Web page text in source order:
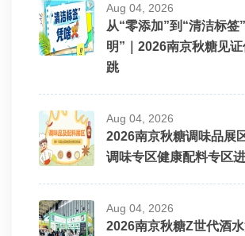
Aug 04, 2026
从“零添加”到“清洁标签
明”｜2026南京秋糖见
跳
Aug 04, 2026
2026南京秋糖调味品展
调味专区健康配料专区
Aug 04, 2026
2026南京秋糖Z世代酒